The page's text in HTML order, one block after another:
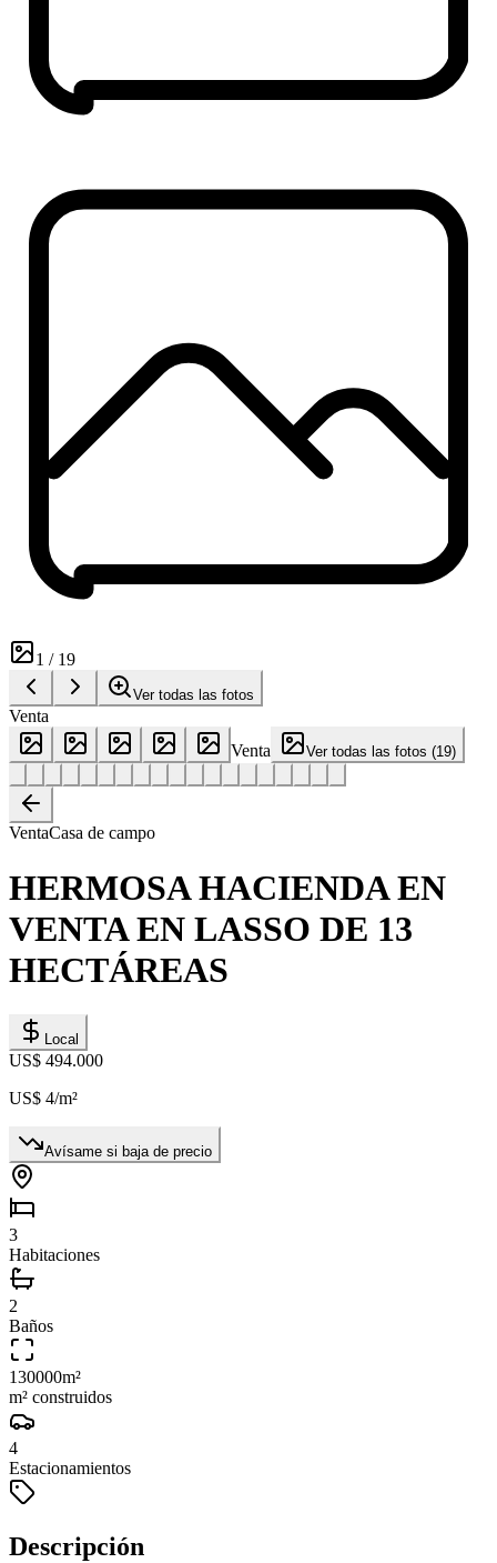
1 / 19
Ver todas las fotos
Venta
Venta
Ver todas las fotos (19)
VentaCasa de campo
HERMOSA HACIENDA EN
VENTA EN LASSO DE 13
HECTÁREAS
Local
US$ 494.000
US$ 4/m²
Avísame si baja de precio
3
Habitaciones
2
Baños
130000m²
m² construidos
4
Estacionamientos
Descripción